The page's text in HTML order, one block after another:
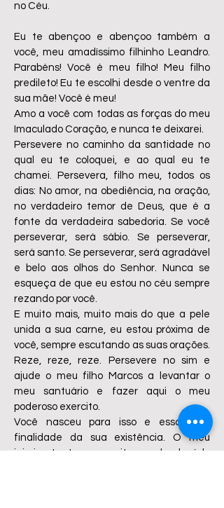
no Céu.
Eu te abençoo e abençoo também a
você, meu amadíssimo filhinho Leandro.
Parabéns! Você é meu filho! Meu filho
predileto! Eu te escolhi desde o ventre da
sua mãe! Você é meu!
Amo a você com todas as forças do meu
Imaculado Coração, e nunca te deixarei.
Persevere no caminho da santidade no
qual eu te coloquei, e ao qual eu te
chamei. Persevera, filho meu, todos os
dias: No amor, na obediência, na oração,
no verdadeiro temor de Deus, que é a
fonte da verdadeira sabedoria. Se você
perseverar, será sábio. Se perseverar,
será santo. Se perseverar, será agradável
e belo aos olhos do Senhor. Nunca se
esqueça de que eu estou no céu sempre
rezando por você.
E muito mais, muito mais do que a pele
unida a sua carne, eu estou próxima de
você, sempre escutando as suas orações.
Reze, reze, reze. Persevere no sim e
ajude o meu filho Marcos a levantar o
meu santuário e fazer aqui o meu
poderoso exercito.
Você nasceu para isso e essa é a
finalidade da sua existência. O meu
inimigo tentou por muitos modos, levá-lo